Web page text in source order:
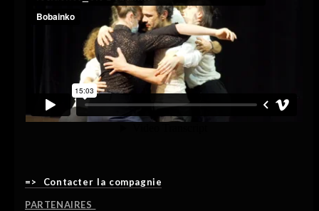
=> Contacter la compagnie
PARTENAIRES